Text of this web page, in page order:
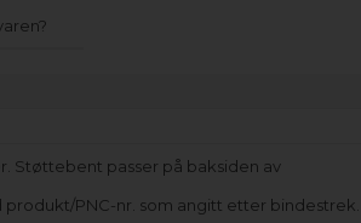
Støttebent passer på baksiden av
PNC-nr. som angitt etter bindestrek.